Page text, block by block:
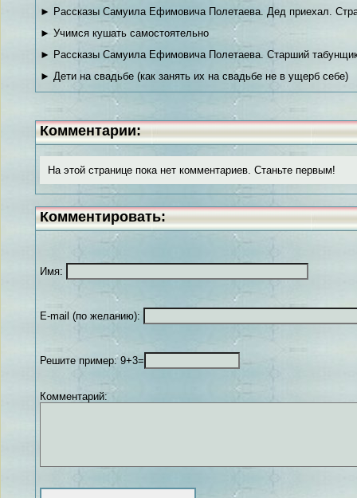
► Рассказы Самуила Ефимовича Полетаева. Дед приехал.
► Учимся кушать самостоятельно
► Рассказы Самуила Ефимовича Полетаева. Старший
► Дети на свадьбе (как занять их на свадьбе не в ущерб себе)
Комментарии:
На этой странице пока нет комментариев. Станьте первым!
Комментировать:
Имя:
E-mail (по желанию):
Решите пример: 9+3=
Комментарий: